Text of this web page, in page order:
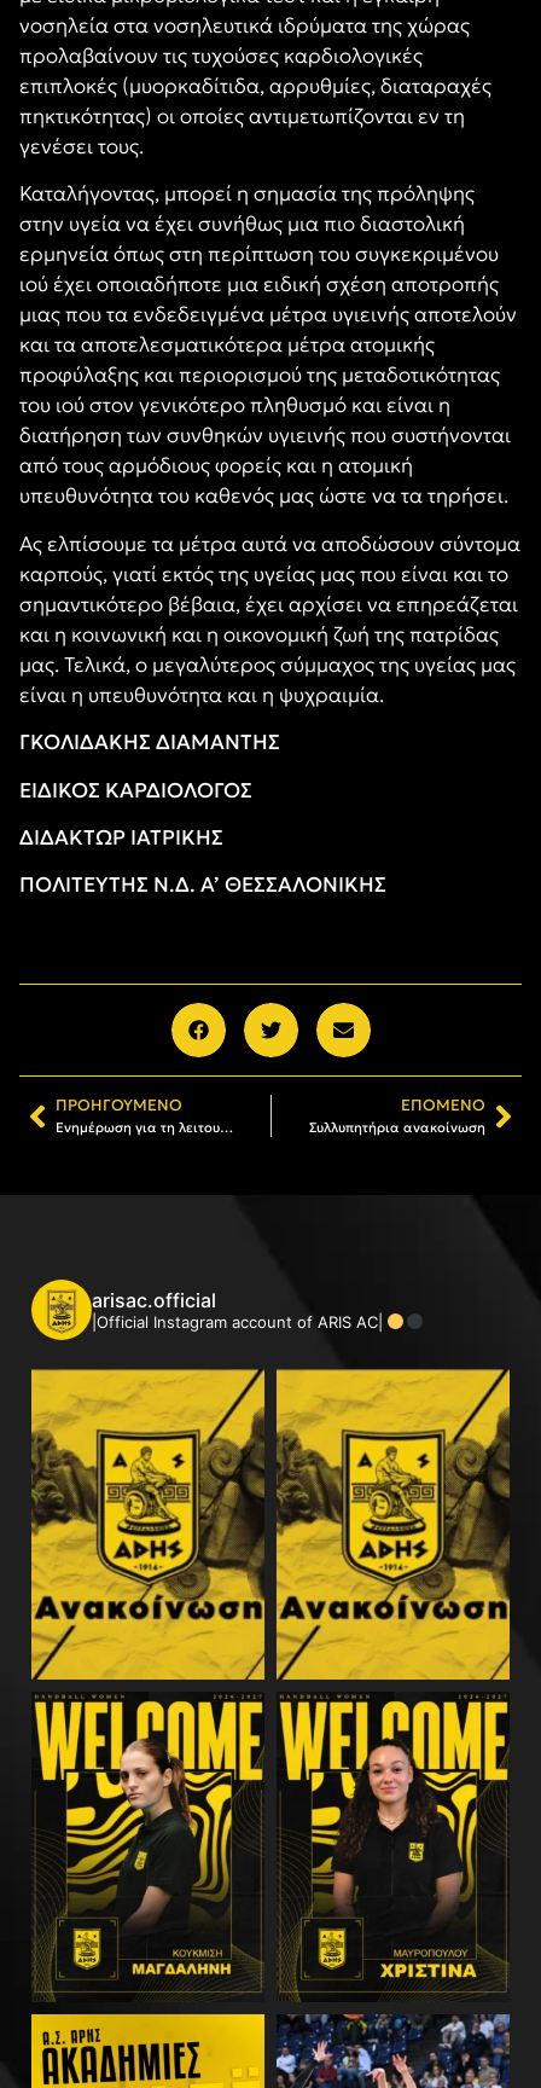
νοσηλεία στα νοσηλευτικά ιδρύματα της χώρας
προλαβαίνουν τις τυχούσες καρδιολογικές
επιπλοκές (μυορκαδίτιδα, αρρυθμίες, διαταραχές
πηκτικότητας) οι οποίες αντιμετωπίζονται εν τη
γενέσει τους.
Καταλήγοντας, μπορεί η σημασία της πρόληψης
στην υγεία να έχει συνήθως μια πιο διαστολική
ερμηνεία όπως στη περίπτωση του συγκεκριμένου
ιού έχει οποιαδήποτε μια ειδική σχέση αποτροπής
μιας που τα ενδεδειγμένα μέτρα υγιεινής αποτελούν
και τα αποτελεσματικότερα μέτρα ατομικής
προφύλαξης και περιορισμού της μεταδοτικότητας
του ιού στον γενικότερο πληθυσμό και είναι η
διατήρηση των συνθηκών υγιεινής που συστήνονται
από τους αρμόδιους φορείς και η ατομική
υπευθυνότητα του καθενός μας ώστε να τα τηρήσει.
Ας ελπίσουμε τα μέτρα αυτά να αποδώσουν σύντομα
καρπούς, γιατί εκτός της υγείας μας που είναι και το
σημαντικότερο βέβαια, έχει αρχίσει να επηρεάζεται
και η κοινωνική και η οικονομική ζωή της πατρίδας
μας. Τελικά, ο μεγαλύτερος σύμμαχος της υγείας μας
είναι η υπευθυνότητα και η ψυχραιμία.
ΓΚΟΛΙΔΑΚΗΣ ΔΙΑΜΑΝΤΗΣ
ΕΙΔΙΚΟΣ ΚΑΡΔΙΟΛΟΓΟΣ
ΔΙΔΑΚΤΩΡ ΙΑΤΡΙΚΗΣ
ΠΟΛΙΤΕΥΤΗΣ Ν.Δ. Α’ ΘΕΣΣΑΛΟΝΙΚΗΣ
ΠΡΟΗΓΟΎΜΕΝΟ
Ενημέρωση για τη λειτουργία του κολυμβητηρίου και του γυμναστηρίου του Α.Σ. ΑΡΗΣ
ΕΠΌΜΕΝΟ
Συλλυπητήρια ανακοίνωση
arisac.official
|Official Instagram account of ARIS AC|